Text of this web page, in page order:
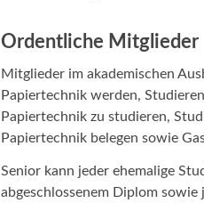
Ordentliche Mitglieder
Mitglieder im akademischen
Papiertechnik werden,
Papiertechnik zu studieren,
Papiertechnik belegen sowie
Senior kann jeder ehemalige
abgeschlossenem Diplom